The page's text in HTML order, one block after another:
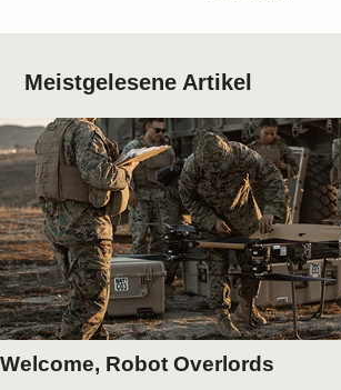
Meistgelesene Artikel
Welcome, Robot Overlords